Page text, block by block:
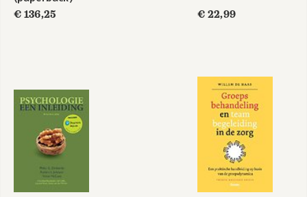
€ 136,25
€ 22,99